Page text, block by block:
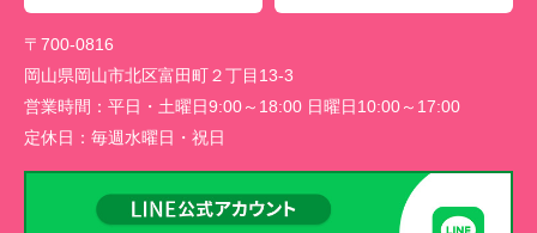
〒700-0816
岡山県岡山市北区富田町２丁目13-3
営業時間： 平日・土曜日9:00～18:00 日曜日10:00～17:00
定休日： 毎週水曜日・祝日